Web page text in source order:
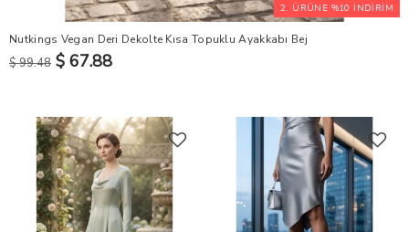
2. ÜRÜNE %10 İNDİRİM
Nutkings Vegan Deri Dekolte Kısa Topuklu Ayakkabı Bej
$ 99.48 $ 67.88